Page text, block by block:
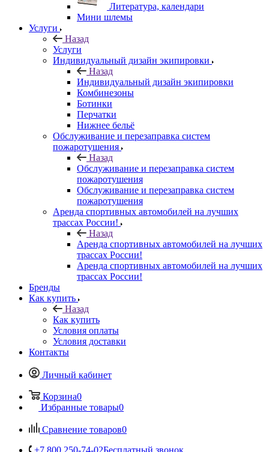
Литература, календари
Мини шлемы
Услуги
Назад
Услуги
Индивидуальный дизайн экипировки
Назад
Индивидуальный дизайн экипировки
Комбинезоны
Ботинки
Перчатки
Нижнее бельё
Обслуживание и перезаправка систем
пожаротушения
Назад
Обслуживание и перезаправка систем
пожаротушения
Обслуживание и перезаправка систем
пожаротушения
Аренда спортивных автомобилей на лучших
трассах России!
Назад
Аренда спортивных автомобилей на лучших
трассах России!
Аренда спортивных автомобилей на лучших
трассах России!
Бренды
Как купить
Назад
Как купить
Условия оплаты
Условия доставки
Контакты
Личный кабинет
Корзина0
Избранные товары0
Сравнение товаров0
+7 800 250-74-02Бесплатный звонок